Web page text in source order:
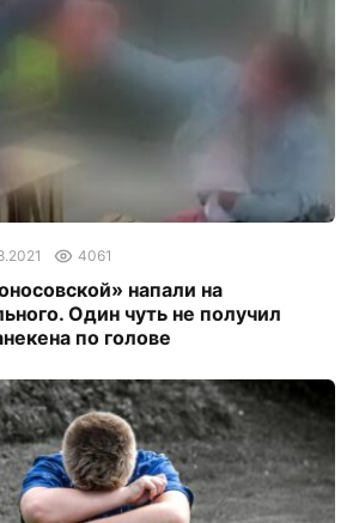
4061
напали на
Один чуть не получил
по голове